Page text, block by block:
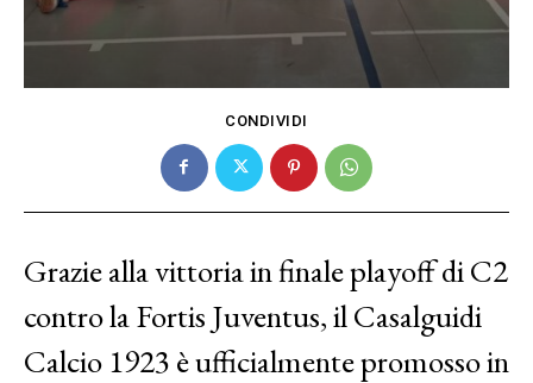
CONDIVIDI
Grazie alla vittoria in finale playoff di C2
contro la Fortis Juventus, il Casalguidi
Calcio 1923 è ufficialmente promosso in